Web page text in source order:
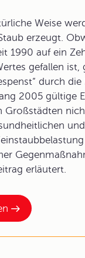
Weise
erzeugt.
1990 auf ein
gefallen ist,
durch
2005 gültige
Großstädten
erläutert.